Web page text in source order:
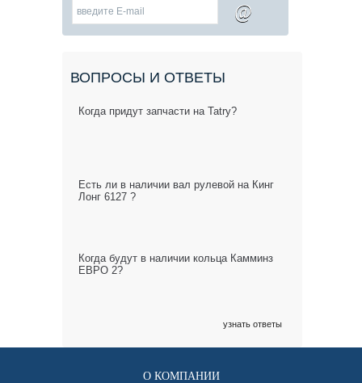
@
ВОПРОСЫ И ОТВЕТЫ
Когда придут запчасти на Tatry?
Есть ли в наличии вал рулевой на Кинг
Лонг 6127 ?
Когда будут в наличии кольца Камминз
ЕВРО 2?
узнать ответы
О КОМПАНИИ